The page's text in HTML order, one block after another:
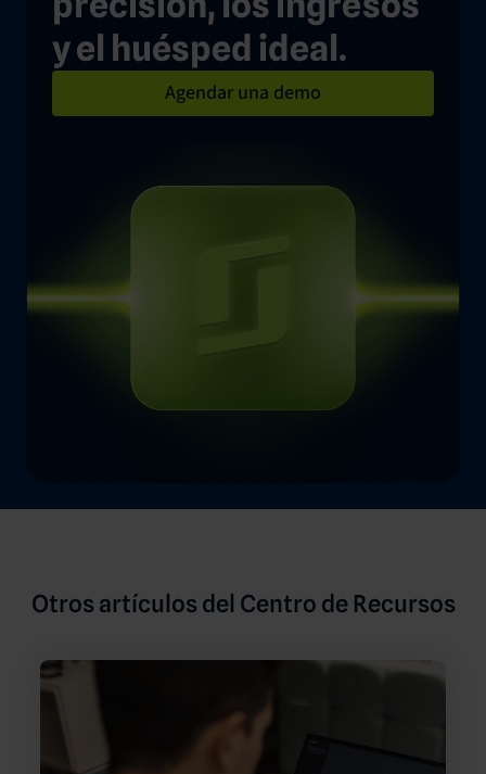
y el huésped ideal.
Agendar una demo
Otros artículos del Centro de Recursos